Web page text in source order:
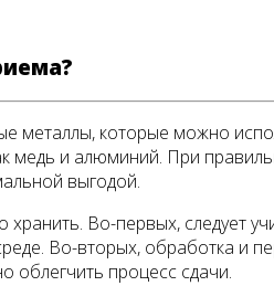
металлы, которые можно
медь и алюминий. При
выгодой.
Во-первых, следует
Во-вторых, обработка и
облегчить процесс сдачи.